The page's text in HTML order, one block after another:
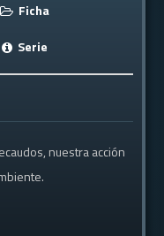
Ficha
Serie
nuestra acción